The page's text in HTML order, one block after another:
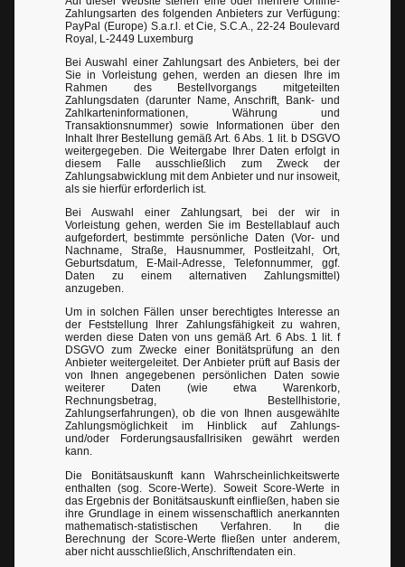
Zahlungsarten des folgenden Anbieters zur Verfügung:
PayPal (Europe) S.a.r.l. et Cie, S.C.A., 22-24 Boulevard
Royal, L-2449 Luxemburg
Bei Auswahl einer Zahlungsart des Anbieters, bei der
Sie in Vorleistung gehen, werden an diesen Ihre im
Rahmen des Bestellvorgangs mitgeteilten
Zahlungsdaten (darunter Name, Anschrift, Bank- und
Zahlkarteninformationen, Währung und
Transaktionsnummer) sowie Informationen über den
Inhalt Ihrer Bestellung gemäß Art. 6 Abs. 1 lit. b DSGVO
weitergegeben. Die Weitergabe Ihrer Daten erfolgt in
diesem Falle ausschließlich zum Zweck der
Zahlungsabwicklung mit dem Anbieter und nur insoweit,
als sie hierfür erforderlich ist.
Bei Auswahl einer Zahlungsart, bei der wir in
Vorleistung gehen, werden Sie im Bestellablauf auch
aufgefordert, bestimmte persönliche Daten (Vor- und
Nachname, Straße, Hausnummer, Postleitzahl, Ort,
Geburtsdatum, E-Mail-Adresse, Telefonnummer, ggf.
Daten zu einem alternativen Zahlungsmittel)
anzugeben.
Um in solchen Fällen unser berechtigtes Interesse an
der Feststellung Ihrer Zahlungsfähigkeit zu wahren,
werden diese Daten von uns gemäß Art. 6 Abs. 1 lit. f
DSGVO zum Zwecke einer Bonitätsprüfung an den
Anbieter weitergeleitet. Der Anbieter prüft auf Basis der
von Ihnen angegebenen persönlichen Daten sowie
weiterer Daten (wie etwa Warenkorb,
Rechnungsbetrag, Bestellhistorie,
Zahlungserfahrungen), ob die von Ihnen ausgewählte
Zahlungsmöglichkeit im Hinblick auf Zahlungs-
und/oder Forderungsausfallrisiken gewährt werden
kann.
Die Bonitätsauskunft kann Wahrscheinlichkeitswerte
enthalten (sog. Score-Werte). Soweit Score-Werte in
das Ergebnis der Bonitätsauskunft einfließen, haben sie
ihre Grundlage in einem wissenschaftlich anerkannten
mathematisch-statistischen Verfahren. In die
Berechnung der Score-Werte fließen unter anderem,
aber nicht ausschließlich, Anschriftendaten ein.